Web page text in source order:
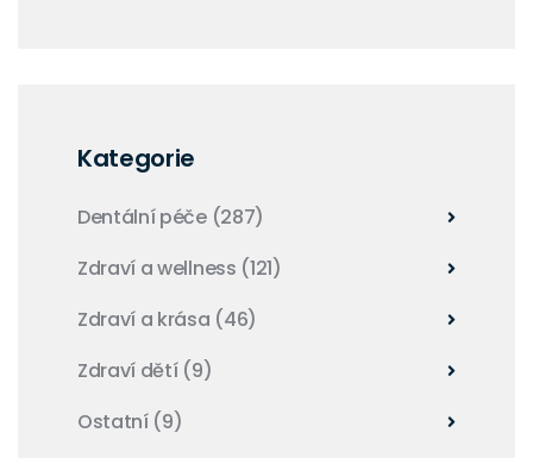
Kategorie
Dentální péče (287)
Zdraví a wellness (121)
Zdraví a krása (46)
Zdraví dětí (9)
Ostatní (9)